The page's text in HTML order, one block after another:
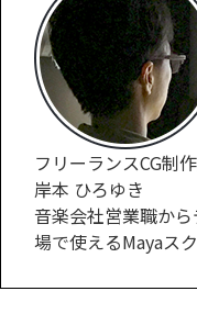
フリーランスCG制
岸本 ひろゆき
音楽会社営業職か
場で使えるMayaス